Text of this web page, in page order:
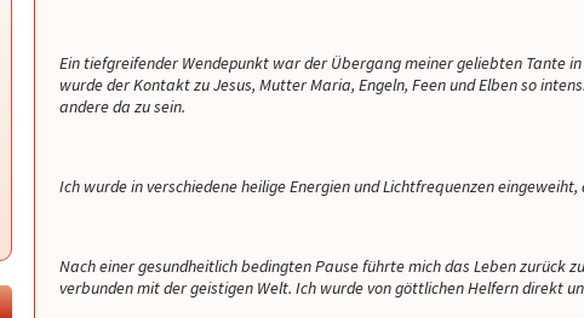
gaaaaannnnnnzzzzz viel Herz
Beratungen
ganz viel Herz ♥️
Ein tiefgreifender Wendepunkt war der Übergang meiner geliebten Tante
wurde der Kontakt zu Jesus, Mutter Maria, Engeln, Feen und Elben so
andere da zu sein.
Ich wurde in verschiedene heilige Energien und Lichtfrequenzen
Nach einer gesundheitlich bedingten Pause führte mich das Leben zurück
verbunden mit der geistigen Welt. Ich wurde von göttlichen Helfern direkt